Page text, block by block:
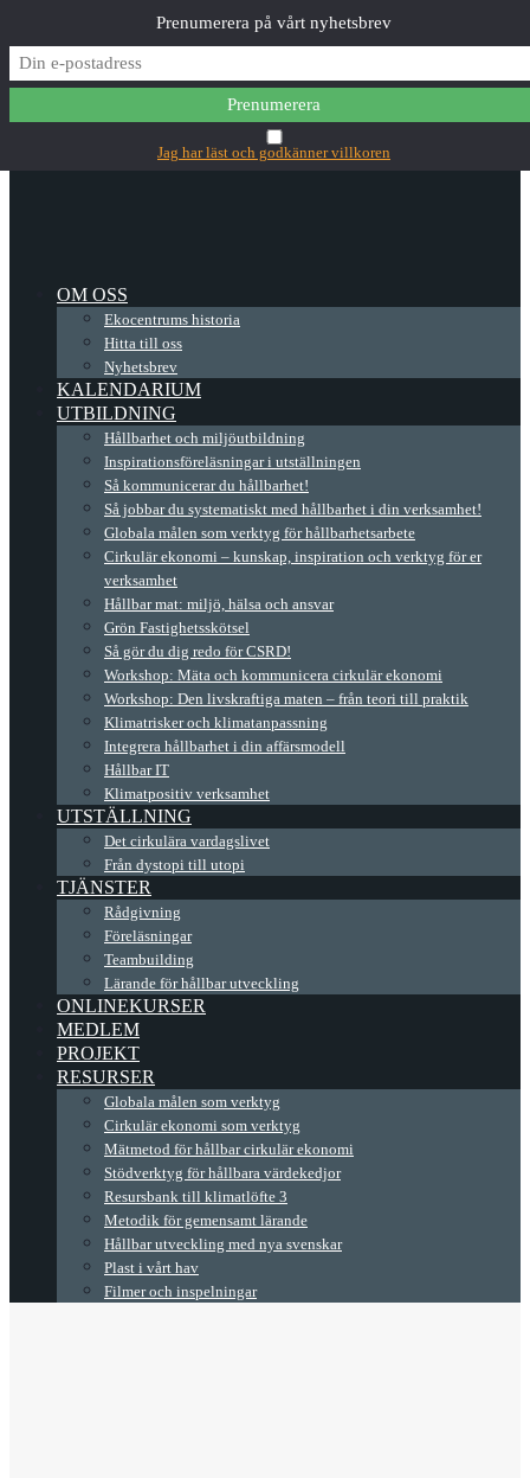
✕Main Menu
OM OSS
Ekocentrums historia
Hitta till oss
Nyhetsbrev
KALENDARIUM
UTBILDNING
Hållbarhet och miljöutbildning
Inspirationsföreläsningar i utställningen
Så kommunicerar du hållbarhet!
Så jobbar du systematiskt med hållbarhet i din verksamhet!
Globala målen som verktyg för hållbarhetsarbete
Cirkulär ekonomi – kunskap, inspiration och verktyg för er
verksamhet
Hållbar mat: miljö, hälsa och ansvar
Grön Fastighetsskötsel
Så gör du dig redo för CSRD!
Workshop: Mäta och kommunicera cirkulär ekonomi
Workshop: Den livskraftiga maten – från teori till praktik
Klimatrisker och klimatanpassning
Integrera hållbarhet i din affärsmodell
Hållbar IT
Klimatpositiv verksamhet
UTSTÄLLNING
Det cirkulära vardagslivet
Från dystopi till utopi
TJÄNSTER
Rådgivning
Föreläsningar
Teambuilding
Lärande för hållbar utveckling
ONLINEKURSER
MEDLEM
PROJEKT
RESURSER
Globala målen som verktyg
Cirkulär ekonomi som verktyg
Mätmetod för hållbar cirkulär ekonomi
Stödverktyg för hållbara värdekedjor
Resursbank till klimatlöfte 3
Metodik för gemensamt lärande
Hållbar utveckling med nya svenskar
Plast i vårt hav
Filmer och inspelningar
Prenumerera på vårt nyhetsbrev
Jag har läst och godkänner villkoren